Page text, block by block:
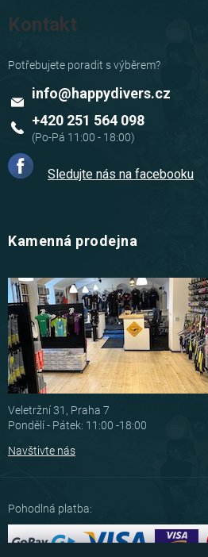
Kontakt
info@happydivers.cz
+420 251 564 098
Sledujte nás na facebooku
Kamenná prodejna
Veletržní 31, Praha 7
Pondělí - Pátek: 11:00 -18:00
Navštivte nás
Pohodlná platba: